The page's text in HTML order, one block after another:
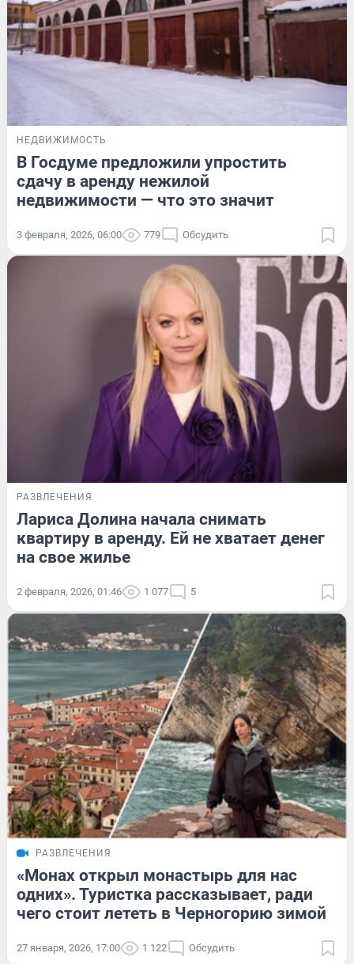
НЕДВИЖИМОСТЬ
В Госдуме предложили упростить
сдачу в аренду нежилой
недвижимости — что это значит
3 февраля, 2026, 06:00 779 Обсудить
РАЗВЛЕЧЕНИЯ
Лариса Долина начала снимать
квартиру в аренду. Ей не хватает денег
на свое жилье
2 февраля, 2026, 01:46 1 077 5
РАЗВЛЕЧЕНИЯ
«Монах открыл монастырь для нас
одних». Туристка рассказывает, ради
чего стоит лететь в Черногорию зимой
27 января, 2026, 17:00 1 122 Обсудить